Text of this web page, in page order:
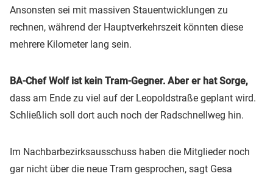
Ansonsten sei mit massiven Stauentwicklungen zu
rechnen, während der Hauptverkehrszeit könnten diese
mehrere Kilometer lang sein.
BA-Chef Wolf ist kein Tram-Gegner. Aber er hat Sorge,
dass am Ende zu viel auf der Leopoldstraße geplant wird.
Schließlich soll dort auch noch der Radschnellweg hin.
Im Nachbarbezirksausschuss haben die Mitglieder noch
gar nicht über die neue Tram gesprochen, sagt Gesa